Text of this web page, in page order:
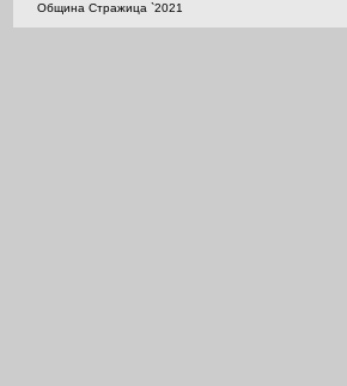
Община Стражица `2021